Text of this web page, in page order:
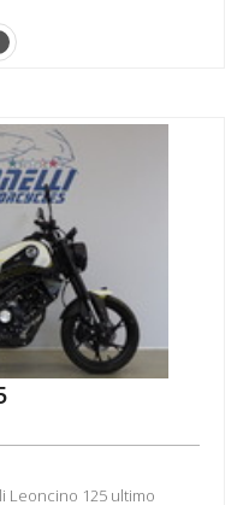
Leoncino 125 ultimo